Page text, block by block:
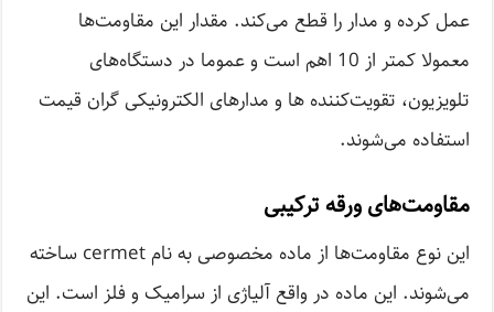
عمل کرده و مدار را قطع می‌کند. مقدار این مقاومت‌ها
معمولا کمتر از 10 اهم است و عموما در دستگاه‌های
تلویزیون، تقویت‌کننده ها و مدارهای الکترونیکی گران‌ قیمت
استفاده می‌شوند.
مقاومت‌های ورقه ترکیبی
این نوع مقاومت‌ها از ماده مخصوصی به نام cermet ساخته
می‌شوند. این ماده در واقع آلیاژی از سرامیک و فلز است. این